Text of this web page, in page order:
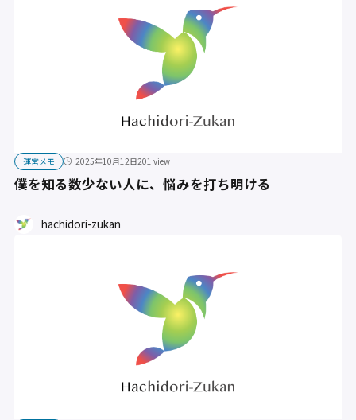
運営メモ 2025年10月12日201 view
僕を知る数少ない人に、悩みを打ち明ける
hachidori-zukan